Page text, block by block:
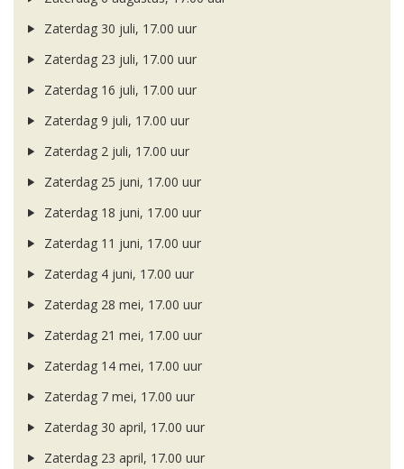
Zaterdag 30 juli, 17.00 uur
Zaterdag 23 juli, 17.00 uur
Zaterdag 16 juli, 17.00 uur
Zaterdag 9 juli, 17.00 uur
Zaterdag 2 juli, 17.00 uur
Zaterdag 25 juni, 17.00 uur
Zaterdag 18 juni, 17.00 uur
Zaterdag 11 juni, 17.00 uur
Zaterdag 4 juni, 17.00 uur
Zaterdag 28 mei, 17.00 uur
Zaterdag 21 mei, 17.00 uur
Zaterdag 14 mei, 17.00 uur
Zaterdag 7 mei, 17.00 uur
Zaterdag 30 april, 17.00 uur
Zaterdag 23 april, 17.00 uur